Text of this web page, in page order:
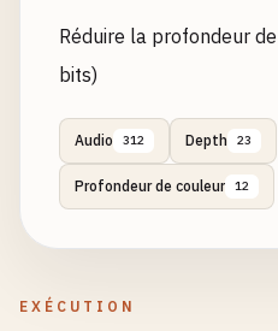
Réduire la profondeur
bits)
Audio 312 Depth 23
Profondeur de couleur 12
EXÉCUTION